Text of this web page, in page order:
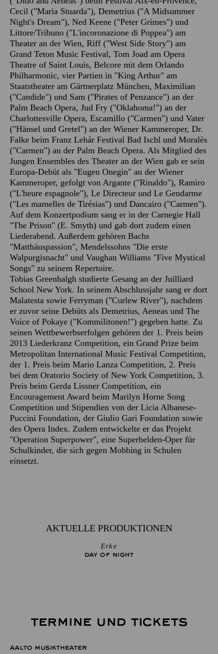
Cecil ("Maria Stuarda"), Demetrius ("A Midsummer
Night's Dream"), Ned Keene ("Peter Grimes") und
Littore/Tribuno ("L'incoronazione di Poppea") am
Theater an der Wien, Riff ("West Side Story") am
Grand Teton Music Festival, Tom Joad am Opera
Theatre of Saint Louis, Belcore mit dem Orlando
Philharmonic, vier Partien in "King Arthur" am
Staatstheater am Gärtnerplatz München, Maximilian
("Candide") und Sam ("Pirates of Penzance") an der
Palm Beach Opera, Jud Fry ("Oklahoma!") an der
Charlottesville Opera, Escamillo ("Carmen") und Vater
("Hänsel und Gretel") an der Wiener Kammeroper, Dr.
Falke beim Franz Lehár Festival Bad Ischl und Moralès
("Carmen") an der Palm Beach Opera. Als Mitglied des
Jungen Ensembles des Theater an der Wien gab er sein
Europa-Debüt als "Eugen Onegin" an der Wiener
Kammeroper, gefolgt von Argante ("Rinaldo"), Ramiro
("L'heure espagnole"), Le Directeur und Le Gendarme
("Les mamelles de Tirésias") und Dancairo ("Carmen").
Auf dem Konzertpodium sang er in der Carnegie Hall
"The Prison" (E. Smyth) und gab dort zudem einen
Liederabend. Außerdem gehören Bachs
"Matthäuspassion", Mendelssohns "Die erste
Walpurgisnacht" und Vaughan Williams "Five Mystical
Songs" zu seinem Repertoire.
Tobias Greenhalgh studierte Gesang an der Juilliard
School New York. In seinem Abschlussjahr sang er dort
Malatesta sowie Ferryman ("Curlew River"), nachdem
er zuvor seine Debüts als Demetrius, Aeneas und The
Voice of Pokaye ("Kommilitonen!") gegeben hatte. Zu
seinen Wettbewerbserfolgen gehören der 1. Preis beim
2013 Liederkranz Competition, ein Grand Prize beim
Metropolitan International Music Festival Competition,
der 1. Preis beim Mario Lanza Competition, 2. Preis
bei dem Oratorio Society of New York Competition, 3.
Preis beim Gerda Lissner Competition, ein
Encouragement Award beim Marilyn Horne Song
Competition und Stipendien von der Licia Albanese-
Puccini Foundation, der Giulio Gari Foundation sowie
des Opera Index. Zudem entwickelte er das Projekt
"Operation Superpower", eine Superhelden-Oper für
Schulkinder, die sich gegen Mobbing in Schulen
einsetzt.
AKTUELLE PRODUKTIONEN
Erke
DAY OF NIGHT
TERMINE UND TICKETS
AALTO MUSIKTHEATER